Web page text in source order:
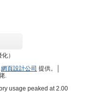
）
網頁設計公司 提供。│
.
usage peaked at 2.00